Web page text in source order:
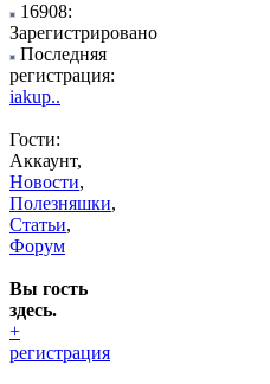
16908:
Зарегистрировано
Последняя
регистрация:
iakup..
Гости:
Аккаунт,
Новости,
Полезняшки,
Статьи,
Форум
Вы гость
здесь.
+
регистрация